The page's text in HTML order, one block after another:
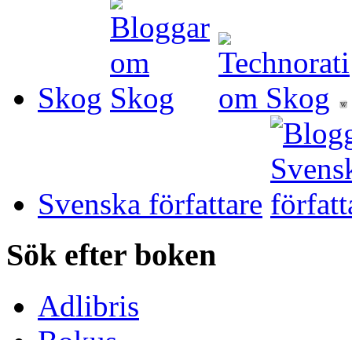
Skog
Svenska författare
Sök efter boken
Adlibris